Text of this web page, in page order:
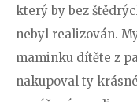
který by bez
nebyl realizován.
maminku dítěte z
nakupoval ty